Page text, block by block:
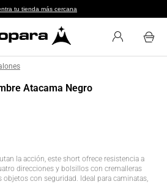
tu tienda más cercana
Atacama Negro
la acción, este short ofrece resistencia a
direcciones y bolsillos con cremalleras
con seguridad. Ideal para caminatas,